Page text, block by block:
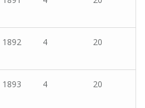
1892 4 20
1893 4 20